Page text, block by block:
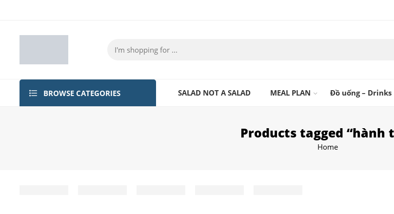
BROWSE CATEGORIES SALAD NOT A SALAD MEAL PLAN Đồ uống – Drinks
Products tagged “hành
Home